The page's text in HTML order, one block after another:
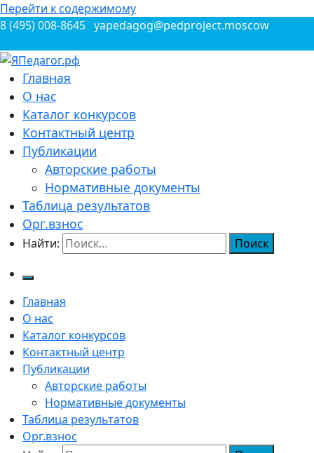
Перейти к содержимому
8 (495) 008-8645 yapedagog@pedproject.moscow
ЯПедагог.рф
Всероссийские конкурсы для педагогов
Главная
О нас
Каталог конкурсов
Контактный центр
Публикации
Авторские работы
Нормативные документы
Таблица результатов
Орг.взнос
Найти:
Главная
О нас
Каталог конкурсов
Контактный центр
Публикации
Авторские работы
Нормативные документы
Таблица результатов
Орг.взнос